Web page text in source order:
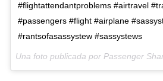
#flightattendantproblems #airtravel
#passengers #flight #airplane
#rantsofasassystew #sassystews